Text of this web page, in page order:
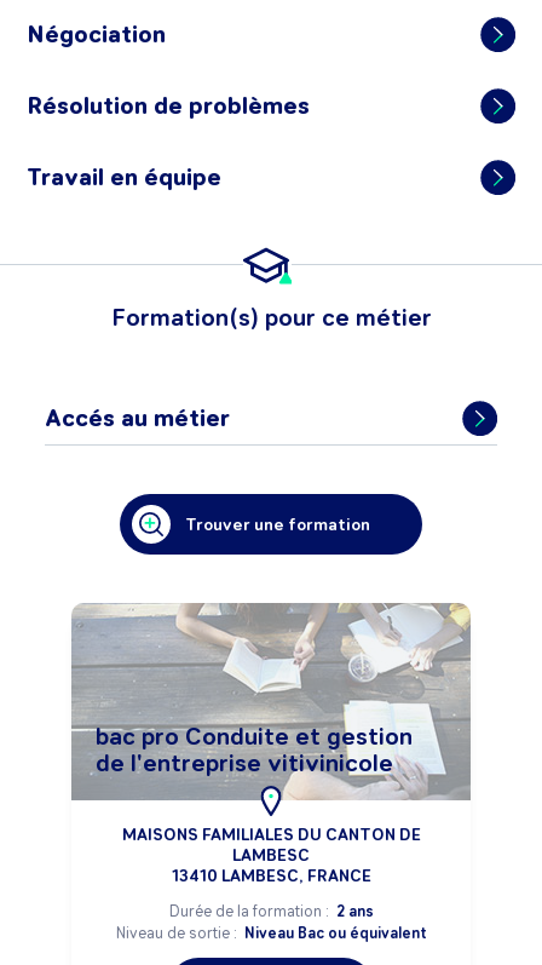
Négociation
Résolution de problèmes
Travail en équipe
Formation(s) pour ce métier
Accés au métier
Trouver une formation
bac pro Conduite et gestion
de l'entreprise vitivinicole
MAISONS FAMILIALES DU CANTON DE
LAMBESC
13410 LAMBESC, FRANCE
Durée de la formation : 2 ans
Niveau de sortie : Niveau Bac ou équivalent